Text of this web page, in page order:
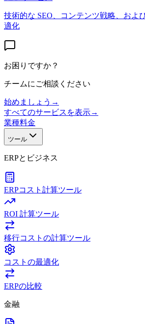
技術的な SEO、コンテンツ戦略、およ
適化
お困りですか？
チームにご相談ください
始めましょう →
すべてのサービスを表示→
業種料金
ツール
ERPとビジネス
ERPコスト計算ツール
ROI 計算ツール
移行コストの計算ツール
コストの最適化
ERPの比較
金融